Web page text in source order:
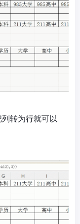
转为行就可以